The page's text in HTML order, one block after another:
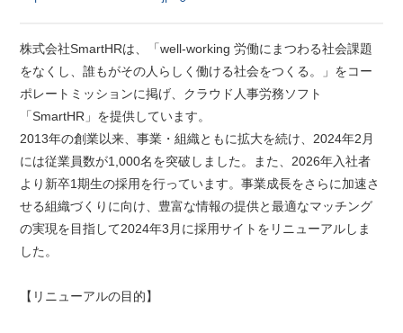
株式会社SmartHRは、「well-working 労働にまつわる社会課題
をなくし、誰もがその人らしく働ける社会をつくる。」をコー
ポレートミッションに掲げ、クラウド人事労務ソフト
「SmartHR」を提供しています。
2013年の創業以来、事業・組織ともに拡大を続け、2024年2月
には従業員数が1,000名を突破しました。また、2026年入社者
より新卒1期生の採用を行っています。事業成長をさらに加速さ
せる組織づくりに向け、豊富な情報の提供と最適なマッチング
の実現を目指して2024年3月に採用サイトをリニューアルしま
した。
【リニューアルの目的】